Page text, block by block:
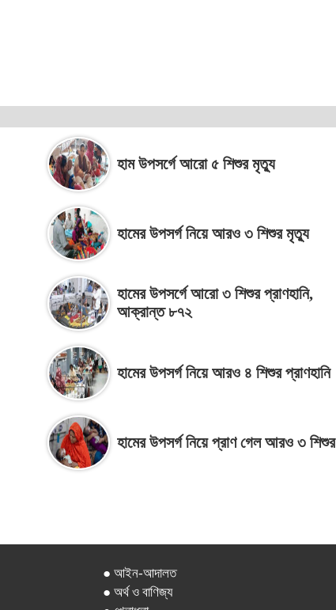
হাম উপসর্গে আরো ৫ শিশুর মৃত্যু
হামের উপসর্গ নিয়ে আরও ৩ শিশুর মৃত্যু
হামের উপসর্গে আরো ৩ শিশুর প্রাণহানি,
আক্রান্ত ৮৭২
হামের উপসর্গ নিয়ে আরও ৪ শিশুর প্রাণহানি
হামের উপসর্গ নিয়ে প্রাণ গেল আরও ৩ শিশুর
● আইন-আদালত
● অর্থ ও বাণিজ্য